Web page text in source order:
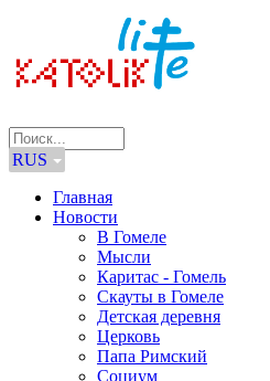
RUS
Главная
Новости
В Гомеле
Мысли
Каритас - Гомель
Скауты в Гомеле
Детская деревня
Церковь
Папа Римский
Социум